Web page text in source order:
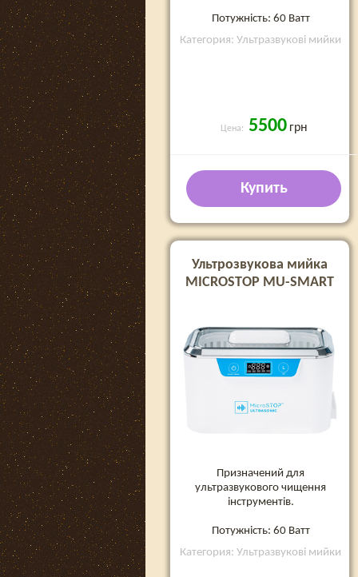
Потужність: 60 Ватт
Категория: Ультразвукові мийки
Цена: 5500 грн
Купить
Ультрозвукова мийка
MICROSTOP MU-SMART
Призначений для
ультразвукового чищення
інструментів.
Потужність: 60 Ватт
Категория: Ультразвукові мийки